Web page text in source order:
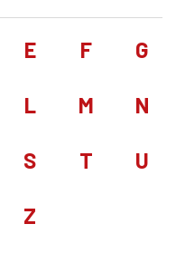
E F G
L M N
S T U
Z